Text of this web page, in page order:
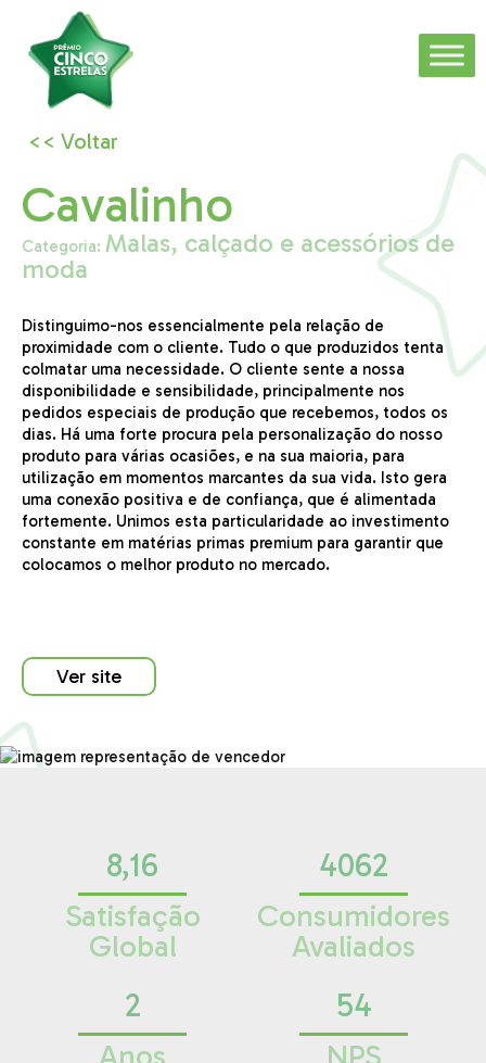
<< Voltar
Cavalinho
Categoria: Malas, calçado e acessórios de
moda
Distinguimo-nos essencialmente pela relação de
proximidade com o cliente. Tudo o que produzidos tenta
colmatar uma necessidade. O cliente sente a nossa
disponibilidade e sensibilidade, principalmente nos
pedidos especiais de produção que recebemos, todos os
dias. Há uma forte procura pela personalização do nosso
produto para várias ocasiões, e na sua maioria, para
utilização em momentos marcantes da sua vida. Isto gera
uma conexão positiva e de confiança, que é alimentada
fortemente. Unimos esta particularidade ao investimento
constante em matérias primas premium para garantir que
colocamos o melhor produto no mercado.
Ver site
8,16
Satisfação
Global
4062
Consumidores
Avaliados
2 54